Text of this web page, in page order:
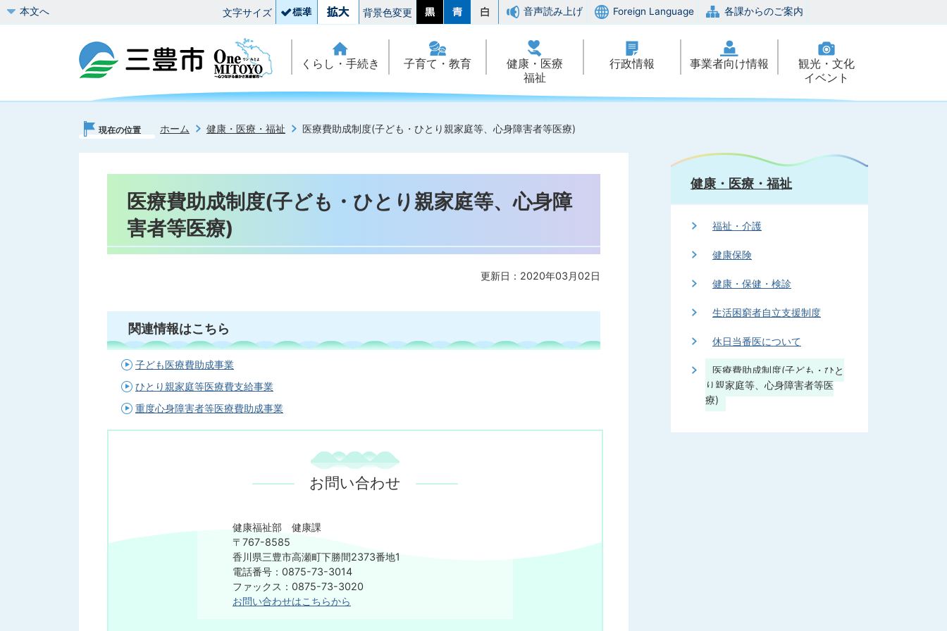
本文へ 文字サイズ 背景色変更 音声読み上げ Foreign Language 各課からのご案内
くらし・手続き 子育て・教育
健康・医療
福祉
行政情報 事業者向け情報
観光・文化
イベント
現在の位置 ホーム 健康・医療・福祉 医療費助成制度(子ども・ひとり親家庭等、心身障害者等医療)
医療費助成制度(子ども・ひとり親家庭等、心身障
害者等医療)
更新日：2020年03月02日
関連情報はこちら
子ども医療費助成事業
ひとり親家庭等医療費支給事業
重度心身障害者等医療費助成事業
お問い合わせ
健康福祉部 健康課
〒767-8585
香川県三豊市高瀬町下勝間2373番地1
電話番号：0875-73-3014
ファックス：0875-73-3020
お問い合わせはこちらから
健康・医療・福祉
福祉・介護
健康保険
健康・保健・検診
生活困窮者自立支援制度
休日当番医について
医療費助成制度(子ども・ひと
り親家庭等、心身障害者等医
療)